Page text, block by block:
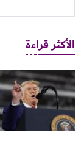
الأكثر قراءة